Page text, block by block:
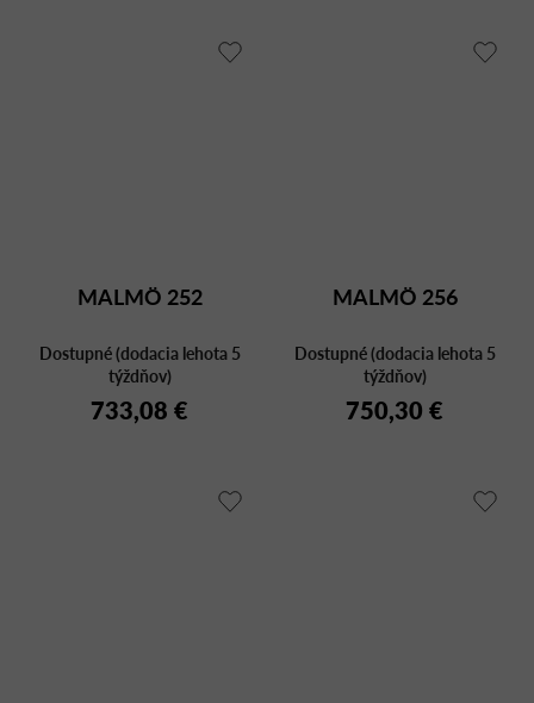
MALMÖ 252
Dostupné (dodacia lehota 5
týždňov)
733,08 €
MALMÖ 256
Dostupné (dodacia lehota 5
týždňov)
750,30 €